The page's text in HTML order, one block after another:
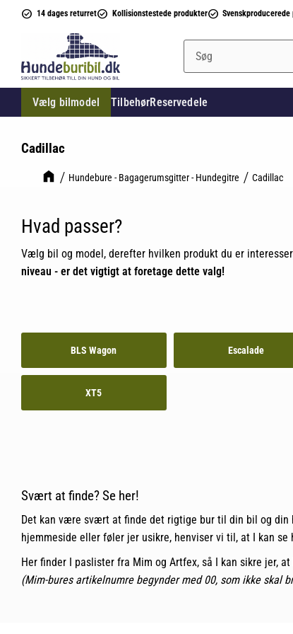
14 dages returret Kollisionstestede produkter
Vælg bilmodel TilbehørReservedele
Cadillac
Hundebure - Bagagerumsgitter - Hundegitre Cadillac
Hvad passer?
Vælg bil og model, derefter hvilken produkt du er
niveau - er det vigtigt at foretage dette valg!
BLS Wagon Escalade
XT5
Svært at finde? Se her!
Det kan være svært at finde det rigtige bur til din bil og din
hjemmeside eller føler jer usikre, henviser vi til, at I kan se
Her finder I paslister fra Mim og Artfex, så I kan sikre jer,
(Mim-bures artikelnumre begynder med 00, som ikke skal